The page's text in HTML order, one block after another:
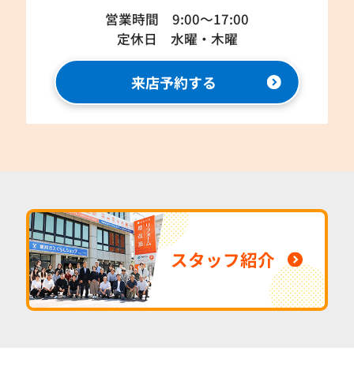
営業時間 9:00～17:00
定休日 水曜・木曜
来店予約する
スタッフ紹介